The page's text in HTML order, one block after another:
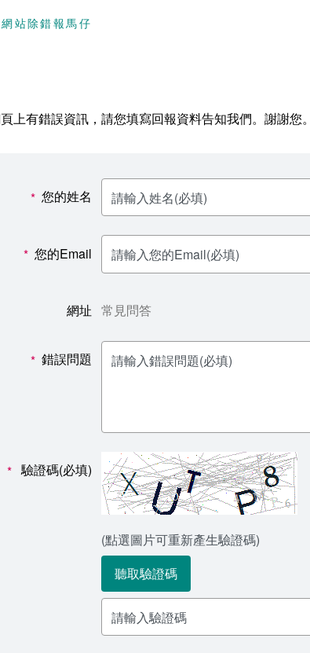
網站除錯報馬仔
上有錯誤資訊，請您填寫回報資料告知我們。謝謝您
* 您的姓名
* 您的Email
網址 常見問答
* 錯誤問題
* 驗證碼(必填)
(點選圖片可重新產生驗證碼)
聽取驗證碼